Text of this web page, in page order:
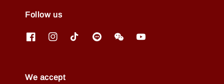
Follow us
We accept